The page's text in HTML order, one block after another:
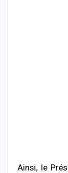
Ainsi, le